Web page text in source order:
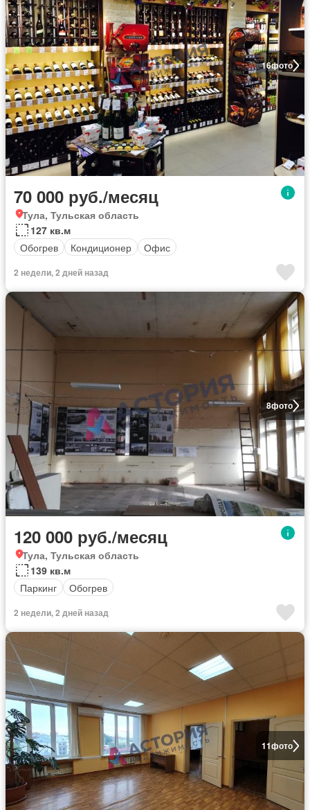
16фото
70 000 руб./месяц
Тула, Тульская область
127 кв.м
Обогрев
Кондиционер Офис
2 недели, 2 дней назад
8фото
120 000 руб./месяц
Тула, Тульская область
139 кв.м
Паркинг
Обогрев
2 недели, 2 дней назад
11фото